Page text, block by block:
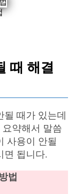
때 해결
때가 있는데
약해서 말씀
사용이 안될
면 됩니다.
법